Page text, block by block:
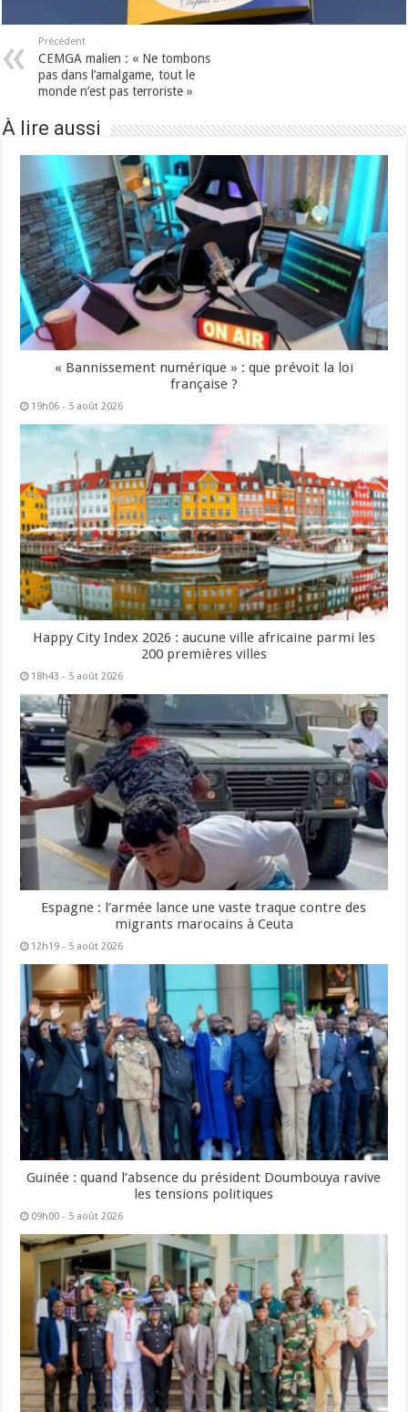
Précédent
CEMGA malien : « Ne tombons
pas dans l’amalgame, tout le
monde n’est pas terroriste »
À lire aussi
« Bannissement numérique » : que prévoit la loi
française ?
19h06 - 5 août 2026
Happy City Index 2026 : aucune ville africaine parmi les
200 premières villes
18h43 - 5 août 2026
Espagne : l’armée lance une vaste traque contre des
migrants marocains à Ceuta
12h19 - 5 août 2026
Guinée : quand l’absence du président Doumbouya ravive
les tensions politiques
09h00 - 5 août 2026